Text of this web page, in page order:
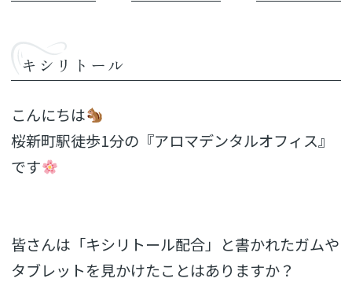
キシリトール
こんにちは
桜新町駅徒歩1分の『アロマデンタルオフィス』
です
皆さんは「キシリトール配合」と書かれたガムや
タブレットを見かけたことはありますか？